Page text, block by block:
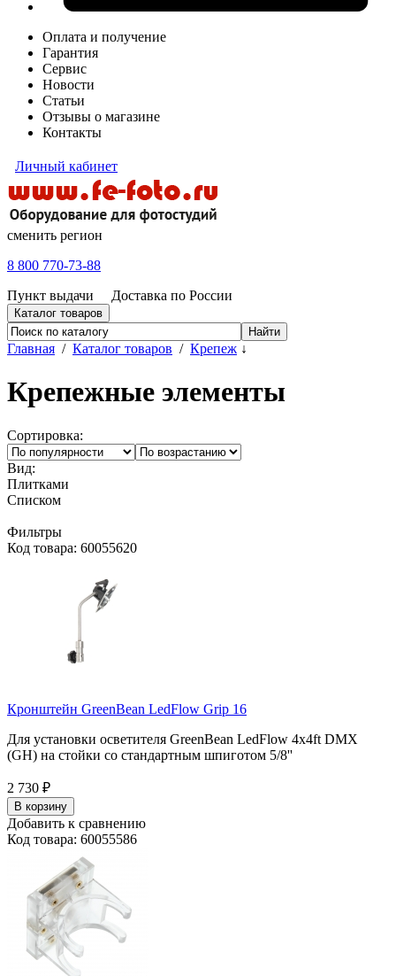
Оплата и получение
Гарантия
Сервис
Новости
Статьи
Отзывы о магазине
Контакты
Личный кабинет
сменить регион
8 800 770-73-88
Пункт выдачи
Доставка по России
Каталог товаров
Главная / Каталог товаров / Крепеж ↓
Крепежные элементы
Сортировка:
Вид:
Плитками
Списком
Фильтры
Код товара: 60055620
Кронштейн GreenBean LedFlow Grip 16
Для установки осветителя GreenBean LedFlow 4х4ft DMX
(GH) на стойки со стандартным шпиготом 5/8''
2 730 ₽
В корзину
Добавить к сравнению
Код товара: 60055586